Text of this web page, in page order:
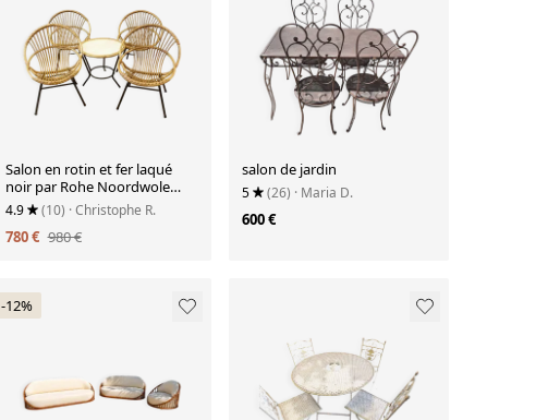
Salon en rotin et fer laqué
noir par Rohe Noordwole
vers 1950
4.9 (10) · Christophe R.
780 € 980 €
salon de jardin
5 (26) · Maria D.
600 €
-12%